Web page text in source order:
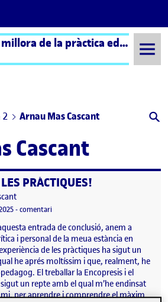
PRC Àmbit millora de la pràctica educativa (formal) – Aula 2
2 Arnau Mas Cascant
Cascant
PRÀCTIQUES!
-comentariel S’ACABEN LES PRÀCTIQUES!
entrada de conclusió, anem a
i personal de la meua estància en
de les pràctiques ha sigut un
he aprés moltíssim i que, realment, he
El treballar la Encopresis i el
un repte amb el qual m’he endinsat
per aprendre i comprendre el màxim